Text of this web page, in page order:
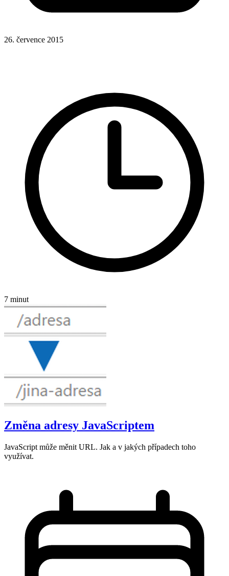
26. července 2015
7 minut
Změna adresy JavaScriptem
JavaScript může měnit URL. Jak a v jakých případech toho
využívat.